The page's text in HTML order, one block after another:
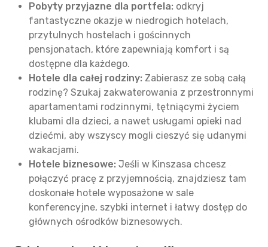
Pobyty przyjazne dla portfela: odkryj
fantastyczne okazje w niedrogich hotelach,
przytulnych hostelach i gościnnych
pensjonatach, które zapewniają komfort i są
dostępne dla każdego.
Hotele dla całej rodziny: Zabierasz ze sobą całą
rodzinę? Szukaj zakwaterowania z przestronnymi
apartamentami rodzinnymi, tętniącymi życiem
klubami dla dzieci, a nawet usługami opieki nad
dziećmi, aby wszyscy mogli cieszyć się udanymi
wakacjami.
Hotele biznesowe: Jeśli w Kinszasa chcesz
połączyć pracę z przyjemnością, znajdziesz tam
doskonałe hotele wyposażone w sale
konferencyjne, szybki internet i łatwy dostęp do
głównych ośrodków biznesowych.